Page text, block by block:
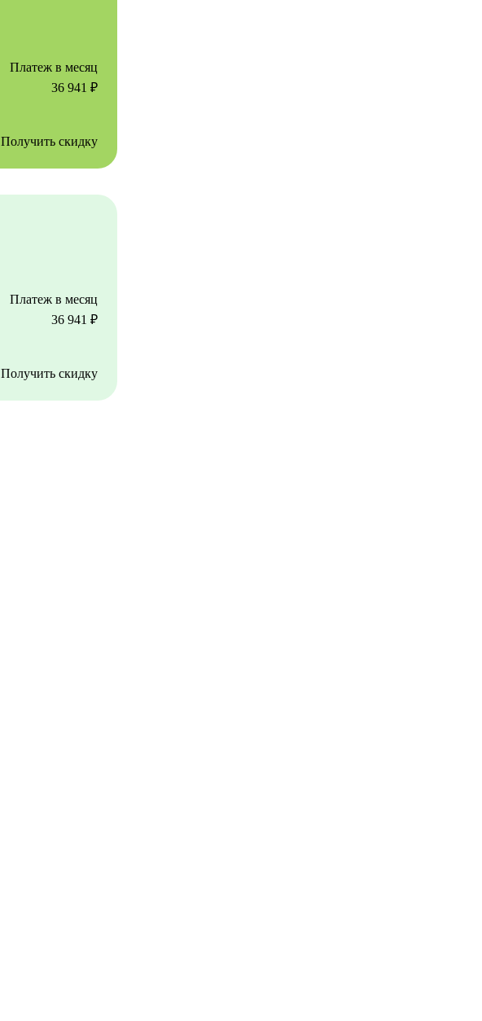
Платеж в месяц
36 941 ₽
Получить скидку
Платеж в месяц
36 941 ₽
Получить скидку